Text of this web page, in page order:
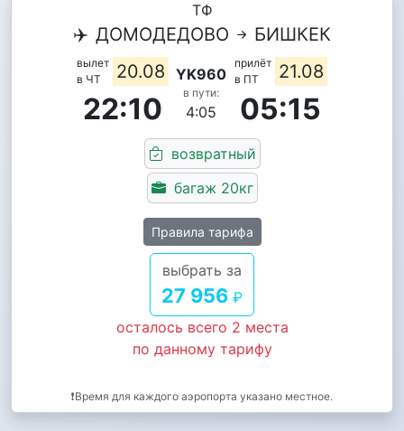
ТФ
✈️ ДОМОДЕДОВО БИШКЕК
вылет
в ЧТ
20.08
22:10
YK960
в пути:
4:05
прилёт
в ПТ
21.08
05:15
возвратный
багаж 20кг
Правила тарифа
выбрать за
27 956 ₽
осталось всего 2 места
по данному тарифу
❗Время для каждого аэропорта указано местное.